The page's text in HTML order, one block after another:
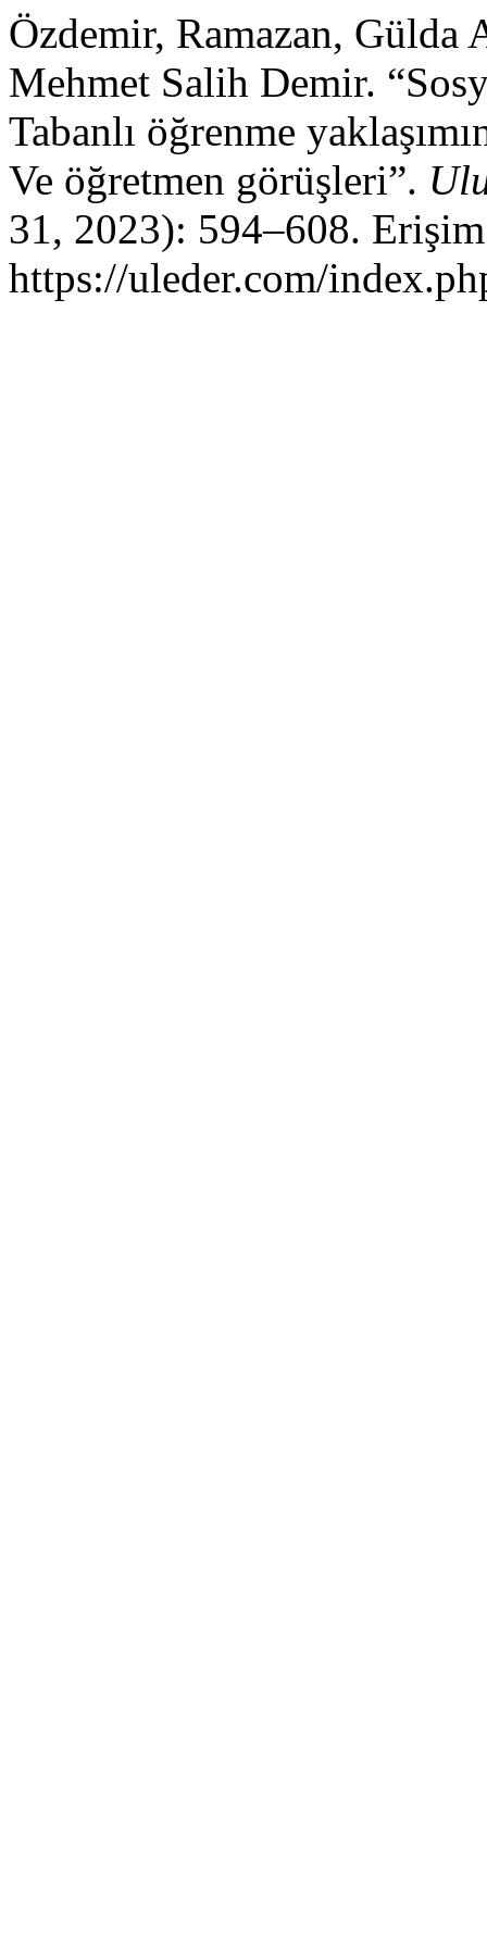
Özdemir, Ramazan, Gülda
Mehmet Salih Demir.
Tabanlı öğrenme
Ve öğretmen görüşleri”.
31, 2023): 594–608.
https://uleder.com/